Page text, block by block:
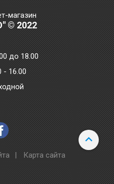
магазин
© 2022
до 18.00
- 16.00
| Карта сайта